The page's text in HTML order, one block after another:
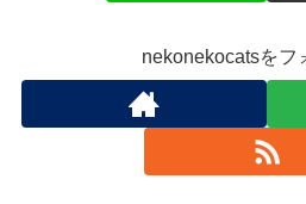
nekonekocatsをフ